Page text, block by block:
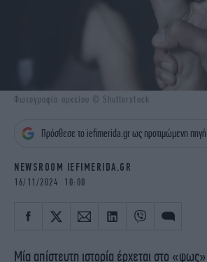
iBOOKS
ΖΩΔΙΑ
MEDIA
NEWSLETTER
Φωτογραφία αρχείου © Shutterstock
Πρόσθεσε το iefimerida.gr ως προτιμώμενη
NEWSROOM IEFIMERIDA.GR
16/11/2024 10:00
Μία απίστευτη ιστορία έρχεται στο